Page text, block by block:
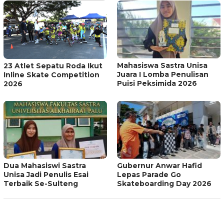
23 Atlet Sepatu Roda Ikut
Inline Skate Competition
2026
Mahasiswa Sastra Unisa
Juara I Lomba Penulisan
Puisi Peksimida 2026
Dua Mahasiswi Sastra
Unisa Jadi Penulis Esai
Terbaik Se-Sulteng
Gubernur Anwar Hafid
Lepas Parade Go
Skateboarding Day 2026